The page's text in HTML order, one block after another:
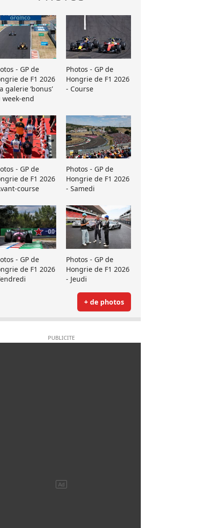
- GP de
de F1 2026
galerie ’bonus’
week-end
Photos - GP de
Hongrie de F1 2026
- Course
- GP de
de F1 2026
course
Photos - GP de
Hongrie de F1 2026
- Samedi
- GP de
de F1 2026
Photos - GP de
Hongrie de F1 2026
- Jeudi
+ de photos